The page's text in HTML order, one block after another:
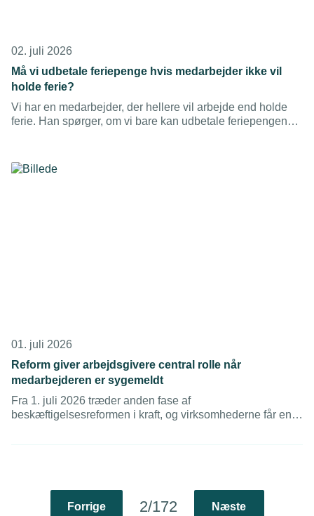
02. juli 2026
Må vi udbetale feriepenge hvis medarbejder ikke vil
holde ferie?
Vi har en medarbejder, der hellere vil arbejde end holde
ferie. Han spørger, om vi bare kan udbetale feriepengene i
01. juli 2026
Reform giver arbejdsgivere central rolle når
medarbejderen er sygemeldt
Fra 1. juli 2026 træder anden fase af
beskæftigelsesreformen i kraft, og virksomhederne får en
Forrige 2/172 Næste